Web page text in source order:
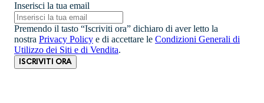
Inserisci la tua email
Premendo il tasto “Iscriviti ora” dichiaro di aver letto la
nostra Privacy Policy e di accettare le Condizioni Generali di
Utilizzo dei Siti e di Vendita.
ISCRIVITI ORA